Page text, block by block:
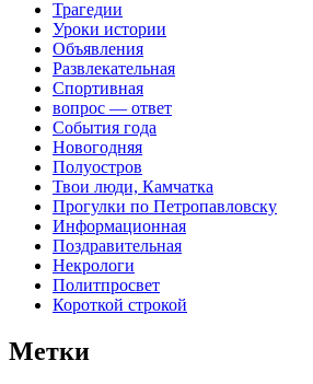
Трагедии
Уроки истории
Объявления
Развлекательная
Спортивная
вопрос — ответ
События года
Новогодняя
Полуостров
Твои люди, Камчатка
Прогулки по Петропавловску
Информационная
Поздравительная
Некрологи
Политпросвет
Короткой строкой
Метки